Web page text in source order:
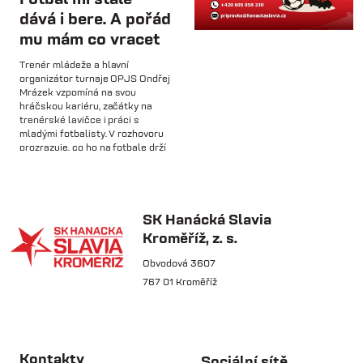
so 31.1.
🅱️ Prohra proti rezervě Gorniku
Zabrze.
so 31.1.
🅱️ DNES HRAJÍ HANÁCI 🔴⚪️Dnes
🏆 VÍTĚZOVÉ ZIMNÍ TIPSPORT
LIGY! 🏆SK Hanácká Slavia
Kroměříž...
dává i bere. A pořád
mu mám co vracet
Trenér mládeže a hlavní
organizátor turnaje OPJS Ondřej
Mrázek vzpomíná na svou
hráčskou kariéru, začátky na
trenérské lavičce i práci s
mladými fotbalisty. V rozhovoru
prozrazuje, co ho na fotbale drží
SK Hanácká Slavia
Kroměříž, z. s.
Obvodová 3607
767 01 Kroměříž
Kontakty